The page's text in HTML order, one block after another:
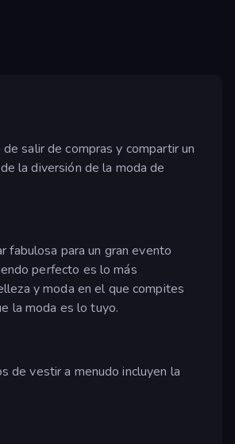
salir de compras y compartir un
la diversión de la moda de
fabulosa para un gran evento
perfecto es lo más
y moda en el que compites
la moda es lo tuyo.
de vestir a menudo incluyen la